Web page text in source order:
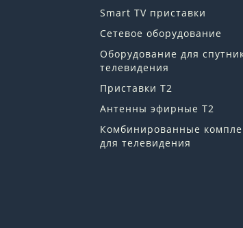
Smart TV приставки
Сетевое оборудование
Оборудование для
телевидения
Приставки Т2
Антенны эфирные Т2
Комбинированные
для телевидения